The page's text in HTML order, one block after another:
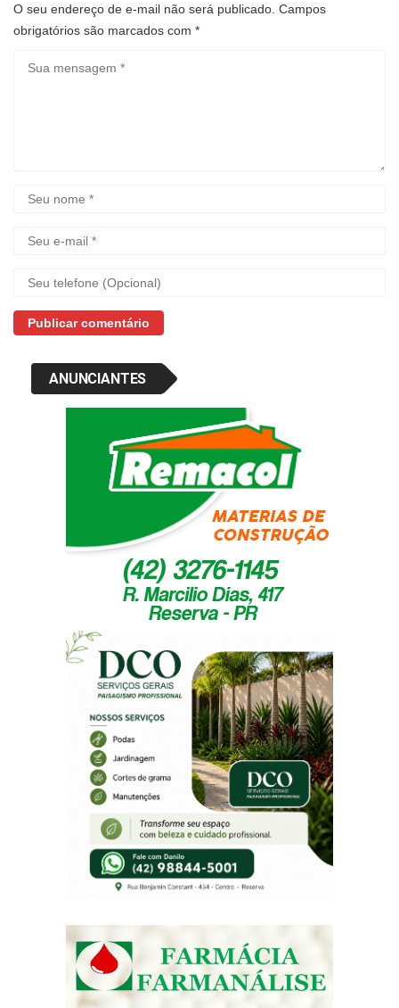
O seu endereço de e-mail não será publicado. Campos
obrigatórios são marcados com *
ANUNCIANTES